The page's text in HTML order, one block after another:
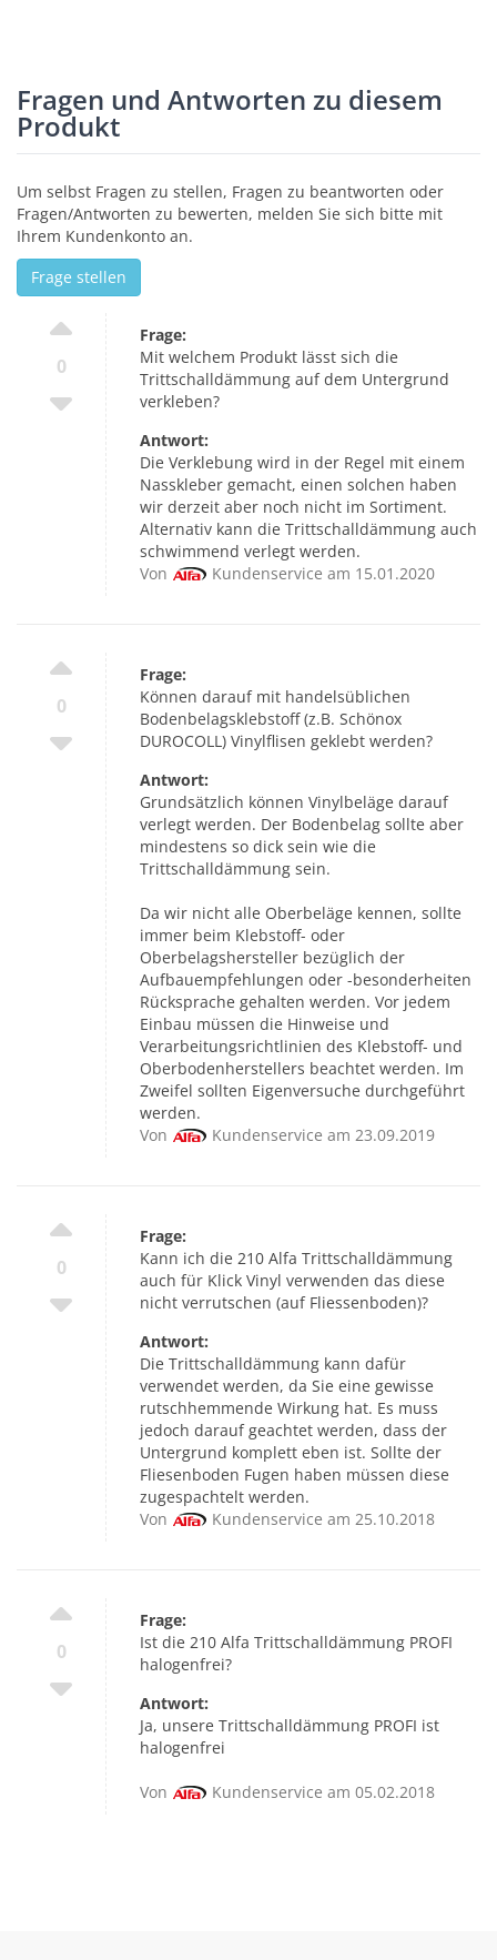
Fragen und Antworten zu diesem
Produkt
Um selbst Fragen zu stellen, Fragen zu beantworten oder
Fragen/Antworten zu bewerten, melden Sie sich bitte mit
Ihrem Kundenkonto an.
Frage stellen
0
Frage:
Mit welchem Produkt lässt sich die
Trittschalldämmung auf dem Untergrund
verkleben?
Antwort:
Die Verklebung wird in der Regel mit einem
Nasskleber gemacht, einen solchen haben
wir derzeit aber noch nicht im Sortiment.
Alternativ kann die Trittschalldämmung auch
schwimmend verlegt werden.
Von
Kundenservice am 15.01.2020
0
Frage:
Können darauf mit handelsüblichen
Bodenbelagsklebstoff (z.B. Schönox
DUROCOLL) Vinylflisen geklebt werden?
Antwort:
Grundsätzlich können Vinylbeläge darauf
verlegt werden. Der Bodenbelag sollte aber
mindestens so dick sein wie die
Trittschalldämmung sein.
Da wir nicht alle Oberbeläge kennen, sollte
immer beim Klebstoff- oder
Oberbelagshersteller bezüglich der
Aufbauempfehlungen oder -besonderheiten
Rücksprache gehalten werden. Vor jedem
Einbau müssen die Hinweise und
Verarbeitungsrichtlinien des Klebstoff- und
Oberbodenherstellers beachtet werden. Im
Zweifel sollten Eigenversuche durchgeführt
werden.
Von
Kundenservice am 23.09.2019
0
Frage:
Kann ich die 210 Alfa Trittschalldämmung
auch für Klick Vinyl verwenden das diese
nicht verrutschen (auf Fliessenboden)?
Antwort:
Die Trittschalldämmung kann dafür
verwendet werden, da Sie eine gewisse
rutschhemmende Wirkung hat. Es muss
jedoch darauf geachtet werden, dass der
Untergrund komplett eben ist. Sollte der
Fliesenboden Fugen haben müssen diese
zugespachtelt werden.
Von
Kundenservice am 25.10.2018
0
Frage:
Ist die 210 Alfa Trittschalldämmung PROFI
halogenfrei?
Antwort:
Ja, unsere Trittschalldämmung PROFI ist
halogenfrei
Von Kundenservice am 05.02.2018